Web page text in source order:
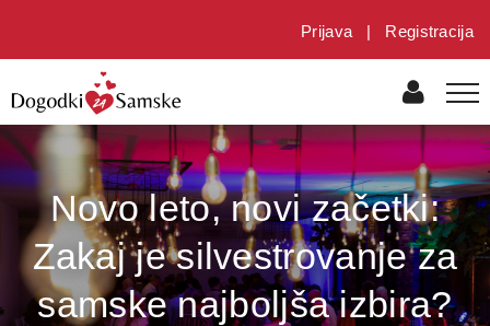
Prijava | Registracija
​Novo leto, novi začetki:
Zakaj je silvestrovanje za
samske najboljša izbira?